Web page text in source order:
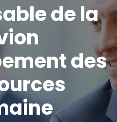
de la
des